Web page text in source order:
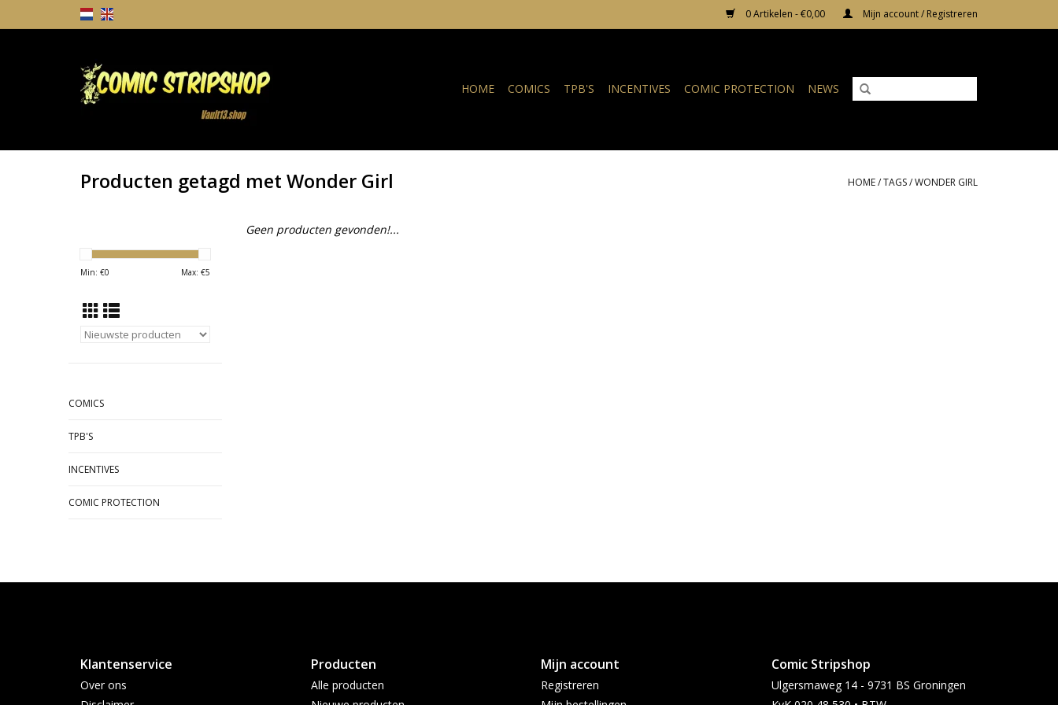
0 Artikelen - €0,00 Mijn account / Registreren
HOME COMICS TPB'S INCENTIVES COMIC PROTECTION NEWS
Producten getagd met Wonder Girl HOME/TAGS/WONDER GIRL
Min: €0 Max: €5
COMICS
TPB'S
INCENTIVES
COMIC PROTECTION
Geen producten gevonden!...
Klantenservice
Over ons
Producten
Alle producten
Mijn account
Registreren
Comic Stripshop
Ulgersmaweg 14 - 9731 BS Groningen